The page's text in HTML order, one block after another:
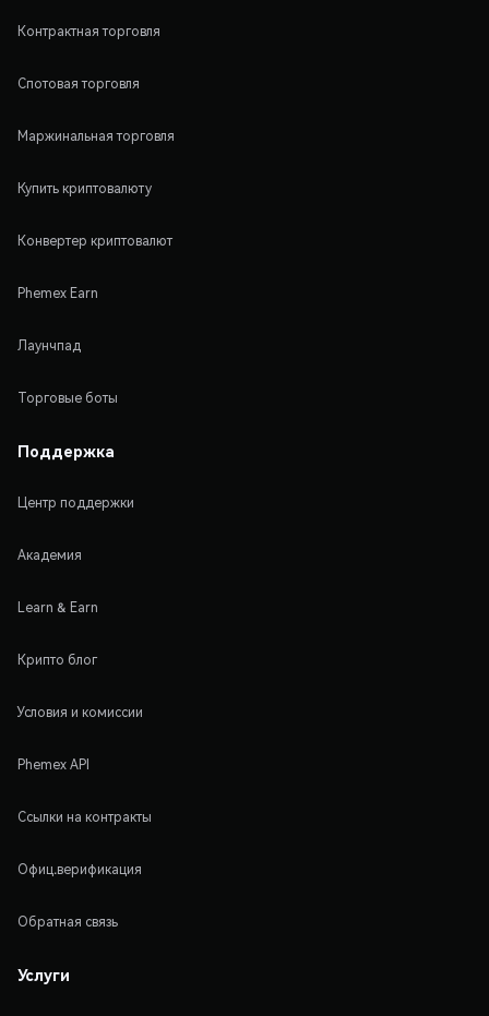
Контрактная торговля
Спотовая торговля
Маржинальная торговля
Купить криптовалюту
Конвертер криптовалют
Phemex Earn
Лаунчпад
Торговые боты
Поддержка
Центр поддержки
Академия
Learn & Earn
Крипто блог
Условия и комиссии
Phemex API
Ссылки на контракты
Офиц.верификация
Обратная связь
Услуги